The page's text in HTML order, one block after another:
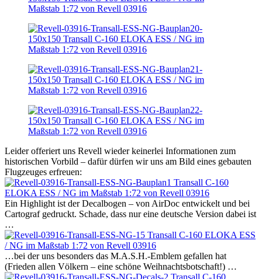
Leider offeriert uns Revell wieder keinerlei Informationen zum
historischen Vorbild – dafür dürfen wir uns am Bild eines gebauten
Flugzeuges erfreuen:
Ein Highlight ist der Decalbogen – von AirDoc entwickelt und bei
Cartograf gedruckt. Schade, dass nur eine deutsche Version dabei ist
…
…bei der uns besonders das M.A.S.H.-Emblem gefallen hat
(Frieden allen Völkern – eine schöne Weihnachtsbotschaft!) …